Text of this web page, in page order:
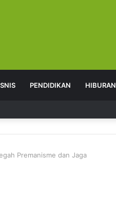
PENDIDIKAN HIBURAN
Premanisme dan Jaga